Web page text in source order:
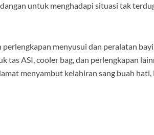
untuk menghadapi situasi tak
menyusui dan peralatan
tas ASI, cooler bag, dan perlengkapan
menyambut kelahiran sang buah hati,